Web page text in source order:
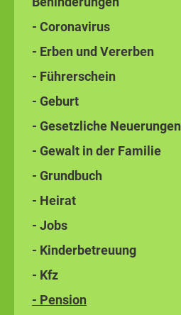
- Coronavirus
- Erben und Vererben
- Führerschein
- Geburt
- Gesetzliche Neuerungen
- Gewalt in der Familie
- Grundbuch
- Heirat
- Jobs
- Kinderbetreuung
- Kfz
- Pension